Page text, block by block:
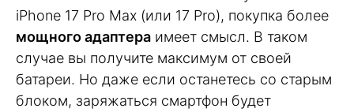
iPhone 17 Pro Max (или 17 Pro), покупка более
мощного адаптера имеет смысл. В таком
случае вы получите максимум от своей
батареи. Но даже если останетесь со старым
блоком, заряжаться смартфон будет